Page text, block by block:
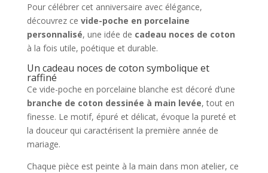
Pour célébrer cet anniversaire avec élégance,
découvrez ce vide-poche en porcelaine
personnalisé, une idée de cadeau noces de coton
à la fois utile, poétique et durable.
Un cadeau noces de coton symbolique et
raffiné
Ce vide-poche en porcelaine blanche est décoré d’une
branche de coton dessinée à main levée, tout en
finesse. Le motif, épuré et délicat, évoque la pureté et
la douceur qui caractérisent la première année de
mariage.
Chaque pièce est peinte à la main dans mon atelier, ce